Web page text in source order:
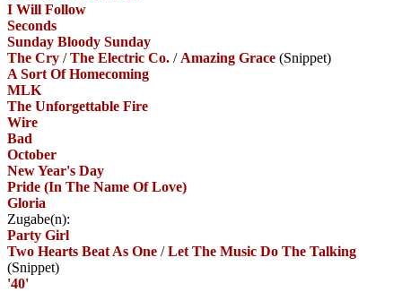
I Will Follow
Seconds
Sunday Bloody Sunday
The Cry /The Electric Co. / Amazing Grace (Snippet)
A Sort Of Homecoming
MLK
The Unforgettable Fire
Wire
Bad
October
New Year's Day
Pride (In The Name Of Love)
Gloria
Zugabe(n):
Party Girl
Two Hearts Beat As One /Let The Music Do The Talking
(Snippet)
'40'